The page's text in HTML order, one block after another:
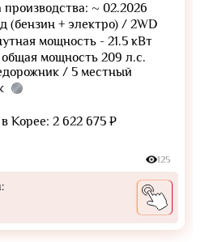
~ 02.2026
(бензин + электро) / 2WD
мощность - 21.5 кВт
мощность 209 л.с.
/ 5 местный
Корее: 2 622 675 ₽
125